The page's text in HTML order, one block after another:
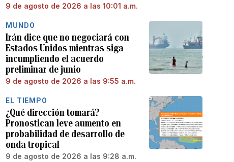
9 de agosto de 2026 a las 10:01 a.m.
MUNDO
Irán dice que no negociará con
Estados Unidos mientras siga
incumpliendo el acuerdo
preliminar de junio
9 de agosto de 2026 a las 9:55 a.m.
EL TIEMPO
¿Qué dirección tomará?
Pronostican leve aumento en
probabilidad de desarrollo de
onda tropical
9 de agosto de 2026 a las 9:28 a.m.